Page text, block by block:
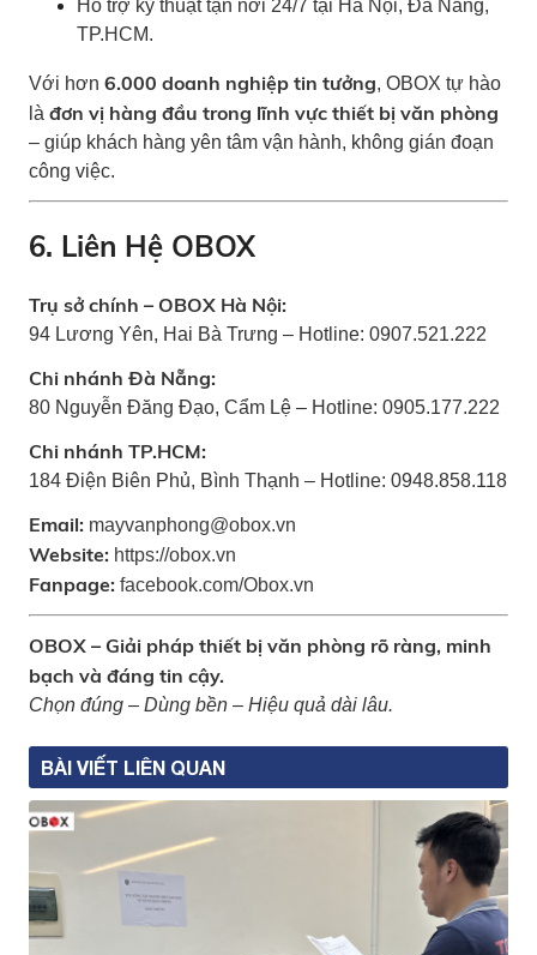
Hỗ trợ kỹ thuật tận nơi 24/7 tại Hà Nội, Đà Nẵng,
TP.HCM.
Với hơn 6.000 doanh nghiệp tin tưởng, OBOX tự hào
là đơn vị hàng đầu trong lĩnh vực thiết bị văn phòng
– giúp khách hàng yên tâm vận hành, không gián đoạn
công việc.
6. Liên Hệ OBOX
Trụ sở chính – OBOX Hà Nội:
94 Lương Yên, Hai Bà Trưng – Hotline: 0907.521.222
Chi nhánh Đà Nẵng:
80 Nguyễn Đăng Đạo, Cẩm Lệ – Hotline: 0905.177.222
Chi nhánh TP.HCM:
184 Điện Biên Phủ, Bình Thạnh – Hotline: 0948.858.118
Email: mayvanphong@obox.vn
Website: https://obox.vn
Fanpage: facebook.com/Obox.vn
OBOX – Giải pháp thiết bị văn phòng rõ ràng, minh
bạch và đáng tin cậy.
Chọn đúng – Dùng bền – Hiệu quả dài lâu.
BÀI VIẾT LIÊN QUAN